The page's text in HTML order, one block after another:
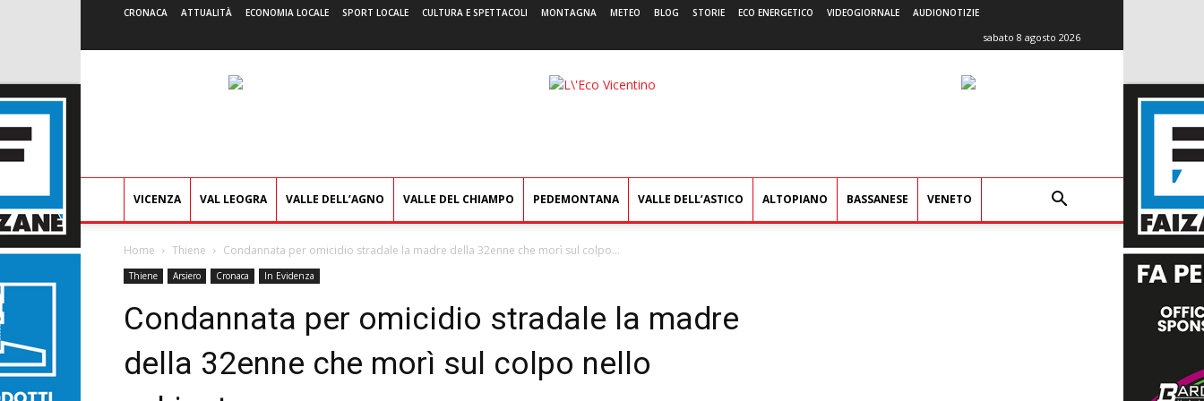
CRONACA ATTUALITÀ ECONOMIA LOCALE SPORT LOCALE CULTURA E SPETTACOLI MONTAGNA METEO BLOG STORIE ECO ENERGETICO VIDEOGIORNALE AUDIONOTIZIE
sabato 8 agosto 2026
L'Eco
VICENZA VAL LEOGRA VALLE DELL’AGNO VALLE DEL CHIAMPO PEDEMONTANA VALLE DELL’ASTICO ALTOPIANO BASSANESE VENETO
Home Thiene Condannata per omicidio stradale la madre della 32enne che morì sul colpo...
Thiene Arsiero Cronaca In Evidenza
Condannata per omicidio stradale la madre
della 32enne che morì sul colpo nello